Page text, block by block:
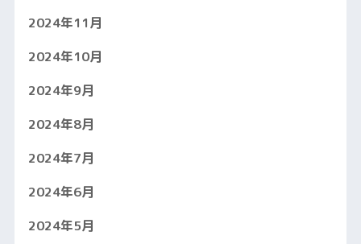
2024年11月
2024年10月
2024年9月
2024年8月
2024年7月
2024年6月
2024年5月